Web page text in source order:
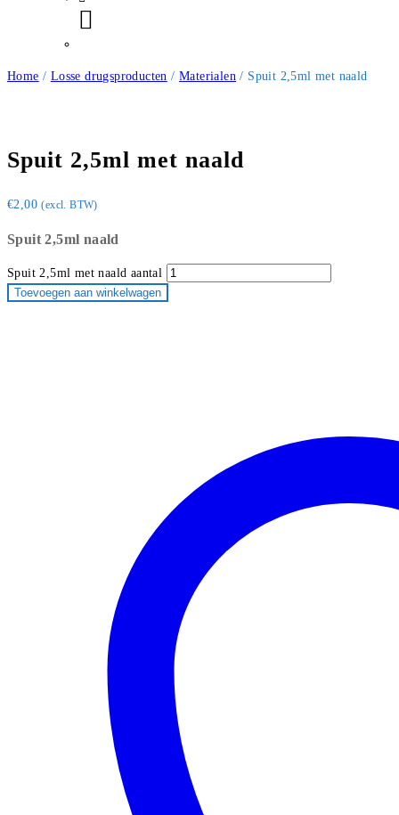
Home / Losse drugsproducten /Materialen / Spuit 2,5ml met naald
Spuit 2,5ml met naald
€2,00 (excl. BTW)
Spuit 2,5ml naald
Spuit 2,5ml met naald aantal
Toevoegen aan winkelwagen